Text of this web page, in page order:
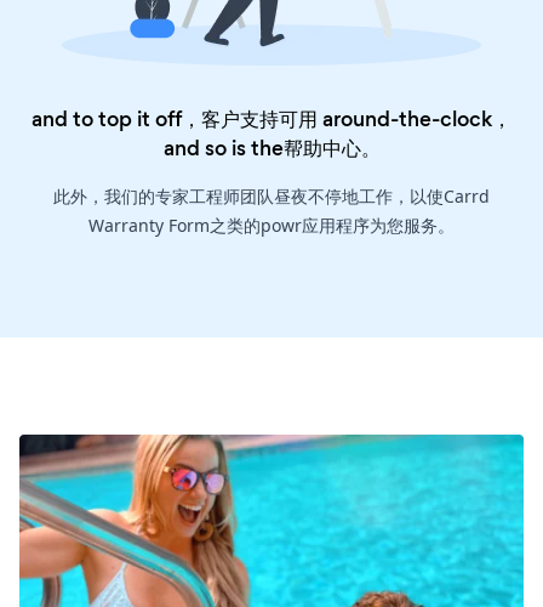
and to top it off，客户支持可用 around-the-clock，
and so is the帮助中心。
此外，我们的专家工程师团队昼夜不停地工作，以使Carrd
Warranty Form之类的powr应用程序为您服务。